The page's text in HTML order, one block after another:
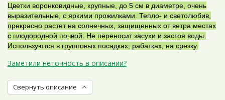
Цветки воронковидные, крупные, до 5 см в диаметре, очень
выразительные, с яркими прожилками. Тепло- и светолюбив,
прекрасно растет на солнечных, защищенных от ветра местах
с плодородной почвой. Не переносит засухи и застоя воды.
Используются в групповых посадках, рабатках, на срезку.
Заметили неточность в описании?
Свернуть описание